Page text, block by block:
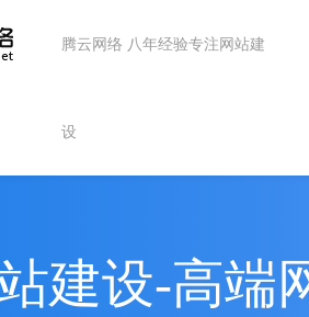
腾云网络 八年经验专注网站建
设
建设-高端